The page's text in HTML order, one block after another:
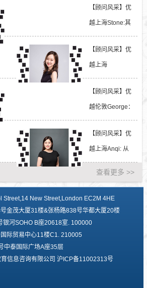
最强势院...
【顾问风采】优
越上海Stone:其
他地方都看不到
的英国本...
【顾问风采】优
越上海
Cindy:UCAS申
请通道已经开
放！英...
【顾问风采】优
越伦敦George：
只需五步，让PS
轻松获得...
【顾问风采】优
越上海Anqi: 从
普高到G5大学，
查看更多 >>
Street,14 New Street,London EC2M 4HE
号金茂大厦31楼&张杨路838号华都大厦20楼
银河SOHO B座20618室. 100000
际贸易中心11楼C1. 210005
中泰国际广场A座35层
信息咨询有限公司 沪ICP备11002313号